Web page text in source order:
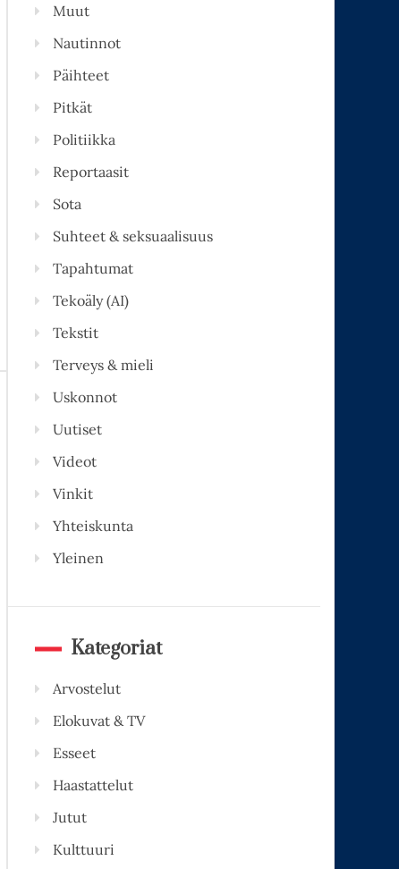
Muut
Nautinnot
Päihteet
Pitkät
Politiikka
Reportaasit
Sota
Suhteet & seksuaalisuus
Tapahtumat
Tekoäly (AI)
Tekstit
Terveys & mieli
Uskonnot
Uutiset
Videot
Vinkit
Yhteiskunta
Yleinen
Kategoriat
Arvostelut
Elokuvat & TV
Esseet
Haastattelut
Jutut
Kulttuuri